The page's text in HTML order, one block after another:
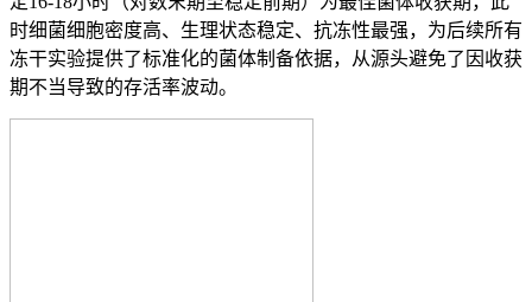
时细菌细胞密度高、生理状态稳定、抗冻性最强，为后续所有
冻干实验提供了标准化的菌体制备依据，从源头避免了因收获
期不当导致的存活率波动。